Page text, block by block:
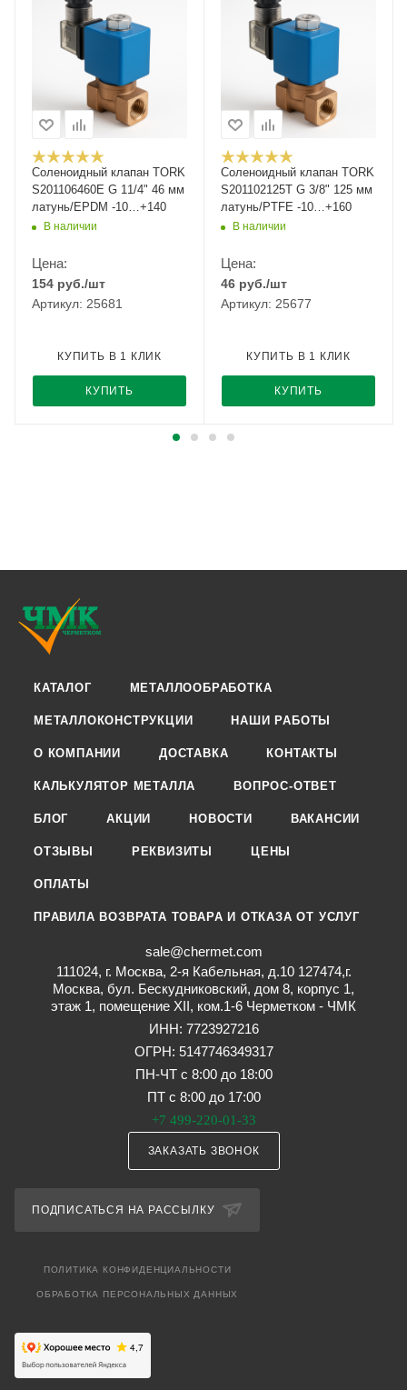
Соленоидный клапан TORK
S201106460E G 11/4" 46 мм
латунь/EPDM -10…+140
В наличии
Цена:
154 руб./шт
Артикул: 25681
КУПИТЬ
КУПИТЬ В 1 КЛИК
Соленоидный клапан TORK
S201102125T G 3/8" 125 мм
латунь/PTFE -10…+160
В наличии
Цена:
46 руб./шт
Артикул: 25677
КУПИТЬ
КУПИТЬ В 1 КЛИК
КАТАЛОГ МЕТАЛЛООБРАБОТКА
МЕТАЛЛОКОНСТРУКЦИИ НАШИ РАБОТЫ
О КОМПАНИИ ДОСТАВКА КОНТАКТЫ
КАЛЬКУЛЯТОР МЕТАЛЛА ВОПРОС-ОТВЕТ
БЛОГ АКЦИИ НОВОСТИ ВАКАНСИИ
ОТЗЫВЫ РЕКВИЗИТЫ ЦЕНЫ
ОПЛАТЫ
ПРАВИЛА ВОЗВРАТА ТОВАРА И ОТКАЗА ОТ УСЛУГ
sale@chermet.com
111024, г. Москва, 2-я Кабельная, д.10 127474,г.
Москва, бул. Бескудниковский, дом 8, корпус 1,
этаж 1, помещение XII, ком.1-6 Черметком - ЧМК
ИНН: 7723927216
ОГРН: 5147746349317
ПН-ЧТ с 8:00 до 18:00
ПТ с 8:00 до 17:00
+7 499-220-01-33
ЗАКАЗАТЬ ЗВОНОК
ПОДПИСАТЬСЯ НА РАССЫЛКУ
ПОЛИТИКА КОНФИДЕНЦИАЛЬНОСТИ
ОБРАБОТКА ПЕРСОНАЛЬНЫХ ДАННЫХ